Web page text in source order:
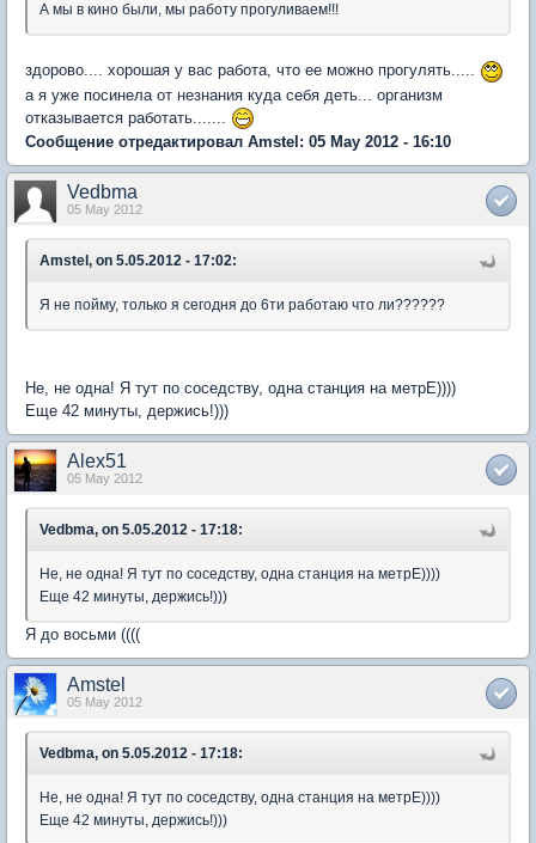
А мы в кино были, мы работу прогуливаем!!!
здорово.... хорошая у вас работа, что ее можно прогулять.....
а я уже посинела от незнания куда себя деть... организм
отказывается работать.......
Сообщение отредактировал Amstel: 05 May 2012 - 16:10
Vedbma
05 May 2012
Amstel, on 5.05.2012 - 17:02:
Я не пойму, только я сегодня до 6ти работаю что ли??????
Не, не одна! Я тут по соседству, одна станция на метрЕ))))
Еще 42 минуты, держись!)))
Alex51
05 May 2012
Vedbma, on 5.05.2012 - 17:18:
Не, не одна! Я тут по соседству, одна станция на метрЕ))))
Еще 42 минуты, держись!)))
Я до восьми ((((
Amstel
05 May 2012
Vedbma, on 5.05.2012 - 17:18:
Не, не одна! Я тут по соседству, одна станция на метрЕ))))
Еще 42 минуты, держись!)))